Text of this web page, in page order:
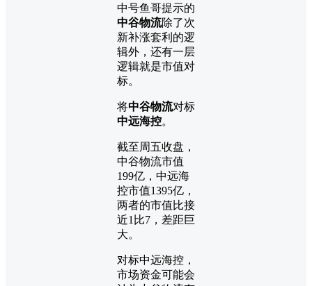
中号鱼哥提示的
中谷物流除了次
新补涨套利的逻
辑外，还有一层
逻辑就是市值对
标。
将中谷物流对标
中远海控。
截至周五收盘，
中谷物流市值
199亿，中远海
控市值1395亿，
两者的市值比接
近1比7，差距巨
大。
对标中远海控，
市场资金可能会